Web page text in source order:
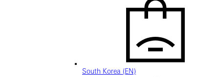
South Korea (EN)